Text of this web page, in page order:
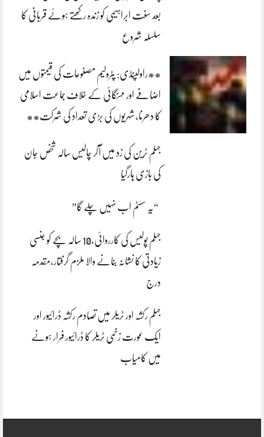
بعد سنتِ ابراہیمی کو زندہ رکھتے ہوئے قربانی کا
سلسلہ شروع
**راولپنڈی: پٹرولیم مصنوعات کی قیمتوں میں
اضافے اور مہنگائی کے خلاف جماعت اسلامی
کا دھرنا، شہریوں کی بڑی تعداد کی شرکت**
جہلم ٹرین کی زد میں آکر چالیس سالہ شخص جان
کی بازی ہارگیا
“یہ سسٹم اب نہیں چلے گا”
جہلم پولیس کی کارروائی،10 سالہ بچے کو جنسی
زیادتی کا نشانہ بنانے والا ملزم گرفتار،مقدمہ
درج
جہلم رکشہ اور ٹریلر میں تصادم رکشہ ڈرائیور اور
ایک عورت زخمی ٹریلر کا ڈرائیور فرار ہونے
میں کامیاب